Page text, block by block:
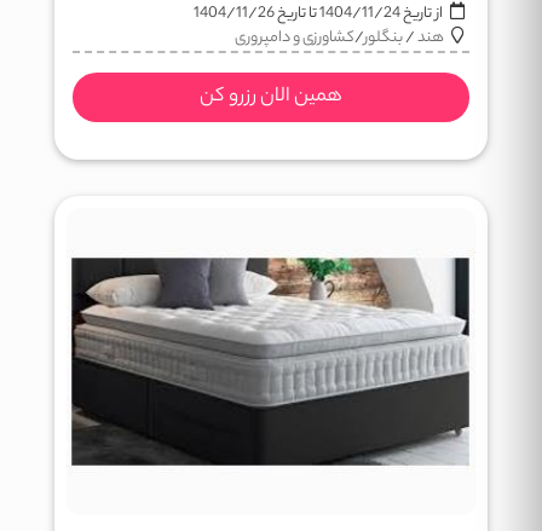
از تاریخ1404/11/24تا تاریخ1404/11/26
هند/بنگلور/کشاورزی و دامپروری
همین الان رزرو کن